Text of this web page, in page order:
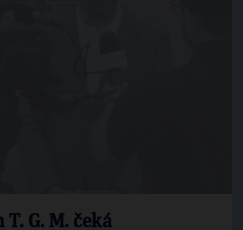
T. G. M. čeká